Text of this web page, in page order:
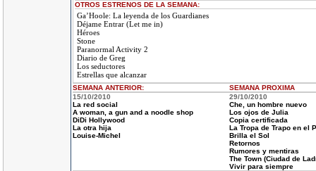
OTROS ESTRENOS DE LA SEMANA:
Ga’Hoole: La leyenda de los Guardianes
Déjame Entrar (Let me in)
Héroes
Stone
Paranormal Activity 2
Diario de Greg
Los seductores
Estrellas que alcanzar
SEMANA ANTERIOR: SEMANA PROXIMA
15/10/2010
La red social
A woman, a gun and a noodle shop
DiDi Hollywood
La otra hija
Louise-Michel
29/10/2010
Che, un hombre nuevo
Los ojos de Julia
Copia certificada
La Tropa de Trapo en el
Brilla el Sol
Retornos
Rumores y mentiras
The Town (Ciudad de
Vivir para siempre